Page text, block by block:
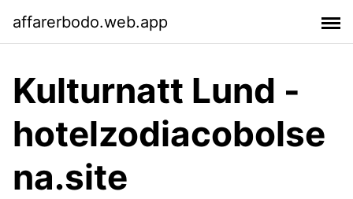
affarerbodo.web.app
Kulturnatt Lund -
hotelzodiacobolse
na.site